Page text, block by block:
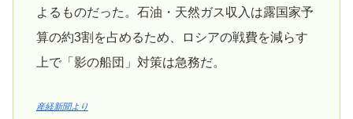
よるものだった。石油・天然ガス収入は露国家予
算の約3割を占めるため、ロシアの戦費を減らす
上で「影の船団」対策は急務だ。
産経新聞より